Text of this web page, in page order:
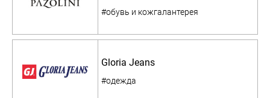
#обувь и кожгалантерея
Gloria Jeans
#одежда